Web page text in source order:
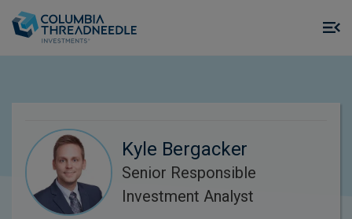
Kyle Bergacker
Senior Responsible
Investment Analyst